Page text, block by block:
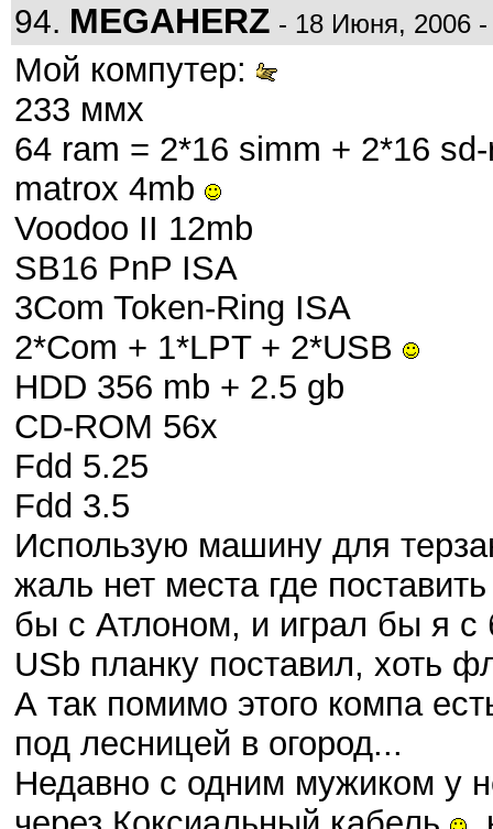
94. MEGAHERZ - 18 Июня, 2006 -
Мой компутер:
233 ммх
64 ram = 2*16 simm + 2*16
matrox 4mb
Voodoo II 12mb
SB16 PnP ISA
3Com Token-Ring ISA
2*Com + 1*LPT + 2*USB
HDD 356 mb + 2.5 gb
CD-ROM 56x
Fdd 5.25
Fdd 3.5
Использую машину для
жаль нет места где
бы с Атлоном, и играл бы я с
USb планку поставил, хоть
А так помимо этого компа
под лесницей в огород...
Недавно с одним мужиком у